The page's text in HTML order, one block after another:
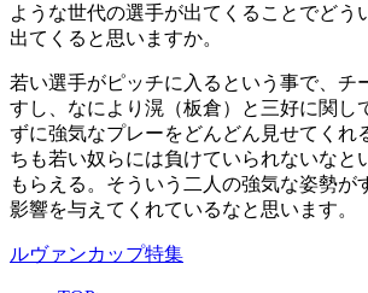
ような世代の選手が出てくることでどう
出てくると思いますか。
若い選手がピッチに入るという事で、チ
すし、なにより滉（板倉）と三好に関し
ずに強気なプレーをどんどん見せてくれ
ちも若い奴らには負けていられないなと
もらえる。そういう二人の強気な姿勢が
影響を与えてくれているなと思います。
ルヴァンカップ特集